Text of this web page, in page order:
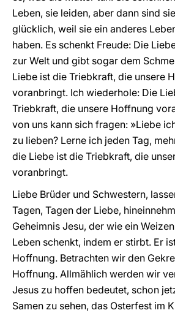
Leben, sie leiden, aber dann sind
glücklich, weil sie ein anderes
haben. Es schenkt Freude: Die
zur Welt und gibt sogar dem
Liebe ist die Triebkraft, die unsere
voranbringt. Ich wiederhole: Die
Triebkraft, die unsere Hoffnung
von uns kann sich fragen: »Liebe
zu lieben? Lerne ich jeden Tag,
die Liebe ist die Triebkraft, die
voranbringt.
Liebe Brüder und Schwestern,
Tagen, Tagen der Liebe,
Geheimnis Jesu, der wie ein
Leben schenkt, indem er stirbt. Er
Hoffnung. Betrachten wir den
Hoffnung. Allmählich werden wir
Jesus zu hoffen bedeutet, schon
Samen zu sehen, das Osterfest im